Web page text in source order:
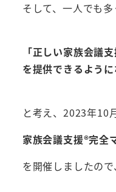
そして、一人でも
「正しい家族会議
を提供できるように
と考え、2023年10
家族会議支援®︎完全
を開催しましたので